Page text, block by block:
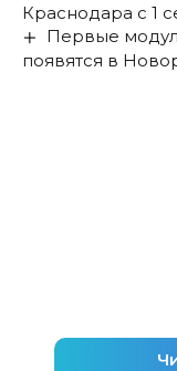
Краснодара с 1
Первые
появятся в